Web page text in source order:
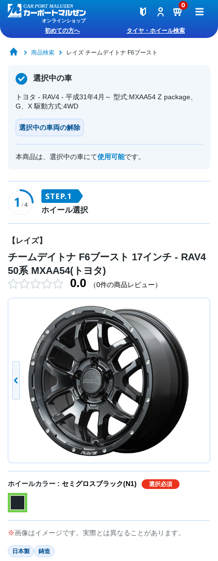
オンラインショップ
0
初めての方へ タイヤ・ホイール検索
商品検索 レイズ チームデイトナ F6ブースト
選択中の車
トヨタ - RAV4 - 平成31年4月～ 型式:MXAA54 Z package、
G、X 駆動方式:4WD
選択中の車両の解除
本商品は、選択中の車にて使用可能です。
ホイール選択
【レイズ】
チームデイトナ F6ブースト 17インチ - RAV4
50系 MXAA54(トヨタ)
0.0 （0件の商品レビュー）
ホイールカラー : セミグロスブラック(N1) 選択必須
画像はイメージです。実際とは異なることがあります。
日本製 鋳造